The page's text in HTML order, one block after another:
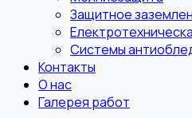
Защитное
Системы
Контакты
О нас
Галерея работ